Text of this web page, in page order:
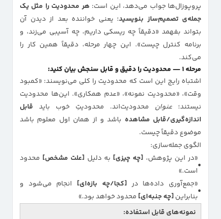
پروپوزال‌ها جواب می‌دهد، این است: هر محدودیت را مثل یک
جمله‌ی تصمیم‌ساز بنویسید؛ یعنی خواننده بعد از دیدن آن
بتواند بفهمد «دقیقاً چه ریسکی داریم، چه آسیبی می‌زند، و
برنامه کنترل چیست». این چهار مرحله، دقیقاً همین کار را
می‌کند.
مرحله ۱ — محدودیت را دقیق و قابل سنجش بیان کنید:
اشتباه رایج این است که محدودیت را کلی می‌نویسند: «کمبود
وقت»، «محدودیت نمونه»، «عدم همکاری». این‌ها محدودیت
نیستند؛ عنوان محدودیت‌اند. محدودیتِ خوب باید قابل
اندازه‌گیری/قابل مشاهده باشد و از همان اول معلوم باشد
موضوع دقیقاً چیست.
الگوی جمله‌سازی:
«در این پژوهش، [چه چیزی] به دلیل [علت مشخص] محدود
است.»
«جمع‌آوری داده‌ها در[کجا/چه بازه‌ای] انجام می‌شود و
بنابراین[چه جنبه‌ای] محدود خواهد بود.»
نمونه‌های قابل استفاده: